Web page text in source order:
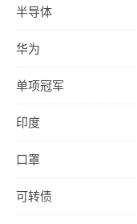
半导体
华为
单项冠军
印度
口罩
可转债